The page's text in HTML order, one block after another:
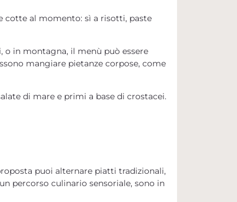
cotte al momento: sì a risotti, paste
o in montagna, il menù può essere
mangiare pietanze corpose, come
di mare e primi a base di crostacei.
puoi alternare piatti tradizionali,
percorso culinario sensoriale, sono in